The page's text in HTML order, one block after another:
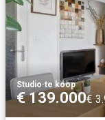
Studio·te koop
€ 139.000€